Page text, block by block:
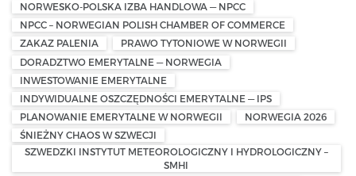
NORWESKO-POLSKA IZBA HANDLOWA — NPCC
NPCC – NORWEGIAN POLISH CHAMBER OF COMMERCE
ZAKAZ PALENIA
PRAWO TYTONIOWE W NORWEGII
DORADZTWO EMERYTALNE — NORWEGIA
INWESTOWANIE EMERYTALNE
INDYWIDUALNE OSZCZĘDNOŚCI EMERYTALNE — IPS
PLANOWANIE EMERYTALNE W NORWEGII
NORWEGIA 2026
ŚNIEŻNY CHAOS W SZWECJI
SZWEDZKI INSTYTUT METEOROLOGICZNY I HYDROLOGICZNY –
SMHI